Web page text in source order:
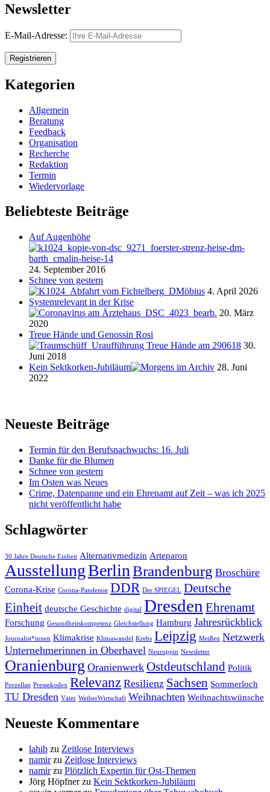
Newsletter
E-Mail-Adresse:
Kategorien
Allgemein
Beratung
Feedback
Organisation
Recherche
Redaktion
Termin
Wiedervorlage
Beliebteste Beiträge
Auf Augenhöhe
24. September 2016
Schnee von gestern
4. April 2026
Systemrelevant in der Krise
20. März
2020
Treue Hände und Genossin Rosi
30.
Juni 2018
Kein Sektkorken-Jubiläum
28. Juni
2022
Neueste Beiträge
Termin für den Berufsnachwuchs: 16. Juli
Danke für die Blumen
Schnee von gestern
Im Osten was Neues
Crime, Datenpanne und ein Ehrenamt auf Zeit – was ich 2025
nicht veröffentlicht habe
Schlagwörter
30 Jahre Deutsche Einheit Alternativmedizin Arteparon
AusstellungBerlin Brandenburg Broschüre
Corona-Krise Corona-Pandemie DDR Der SPIEGEL Deutsche
Einheit deutsche Geschichte digital Dresden Ehrenamt
Forschung Gesundheitskompetenz Gleichstellung Hamburg Jahresrückblick
Journalist*innen Klimakrise Klimawandel Krebs Leipzig Meißen Netzwerk
Unternehmerinnen in Oberhavel Neuruppin Newsletter
Oranienburg Oranienwerk Ostdeutschland Politik
Porzellan Pressekodex Relevanz Resilienz Sachsen Sommerloch
TU Dresden Väter WeiberWirtschaft Weihnachten Weihnachtswünsche
Neueste Kommentare
lahib zu Zeitlose Interviews
namirzu Zeitlose Interviews
namirzu Plötzlich Expertin für Ost-Themen
Jörg Höpfnerzu Kein Sektkorken-Jubiläum